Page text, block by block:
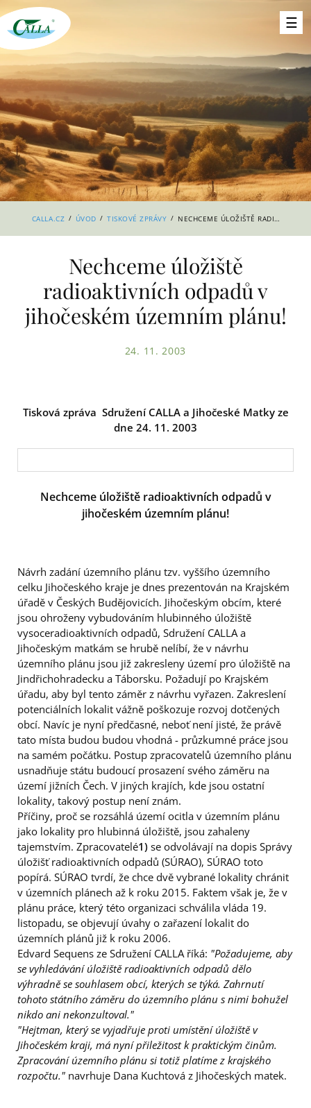
CALLA.CZ / ÚVOD / TISKOVÉ ZPRÁVY / NECHCEME ÚLOŽIŠTĚ RADIOAKTIVNÍCH ODPADŮ V JIHOČESKÉM ÚZEMNÍM PLÁNU!
Nechceme úložiště
radioaktivních odpadů v
jihočeském územním plánu!
24. 11. 2003
Tisková zpráva Sdružení CALLA a Jihočeské Matky ze
dne 24. 11. 2003
Nechceme úložiště radioaktivních odpadů v
jihočeském územním plánu!
Návrh zadání územního plánu tzv. vyššího územního
celku Jihočeského kraje je dnes prezentován na Krajském
úřadě v Českých Budějovicích. Jihočeským obcím, které
jsou ohroženy vybudováním hlubinného úložiště
vysoceradioaktivních odpadů, Sdružení CALLA a
Jihočeským matkám se hrubě nelíbí, že v návrhu
územního plánu jsou již zakresleny území pro úložiště na
Jindřichohradecku a Táborsku. Požadují po Krajském
úřadu, aby byl tento záměr z návrhu vyřazen. Zakreslení
potenciálních lokalit vážně poškozuje rozvoj dotčených
obcí. Navíc je nyní předčasné, neboť není jisté, že právě
tato místa budou budou vhodná - průzkumné práce jsou
na samém počátku. Postup zpracovatelů územního plánu
usnadňuje státu budoucí prosazení svého záměru na
území jižních Čech. V jiných krajích, kde jsou ostatní
lokality, takový postup není znám.
Příčiny, proč se rozsáhlá území ocitla v územním plánu
jako lokality pro hlubinná úložiště, jsou zahaleny
tajemstvím. Zpracovatelé1) se odvolávají na dopis Správy
úložišť radioaktivních odpadů (SÚRAO), SÚRAO toto
popírá. SÚRAO tvrdí, že chce dvě vybrané lokality chránit
v územních plánech až k roku 2015. Faktem však je, že v
plánu práce, který této organizaci schválila vláda 19.
listopadu, se objevují úvahy o zařazení lokalit do
územních plánů již k roku 2006.
Edvard Sequens ze Sdružení CALLA říká: "Požadujeme, aby
se vyhledávání úložiště radioaktivních odpadů dělo
výhradně se souhlasem obcí, kterých se týká. Zahrnutí
tohoto státního záměru do územního plánu s nimi bohužel
nikdo ani nekonzultoval."
"Hejtman, který se vyjadřuje proti umístění úložiště v
Jihočeském kraji, má nyní přiležitost k praktickým činům.
Zpracování územního plánu si totiž platíme z krajského
rozpočtu." navrhuje Dana Kuchtová z Jihočeských matek.